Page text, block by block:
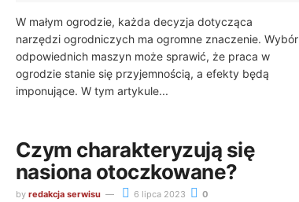
W małym ogrodzie, każda decyzja dotycząca
narzędzi ogrodniczych ma ogromne znaczenie. Wybór
odpowiednich maszyn może sprawić, że praca w
ogrodzie stanie się przyjemnością, a efekty będą
imponujące. W tym artykule...
Czym charakteryzują się
nasiona otoczkowane?
by redakcja serwisu 6 lipca 2023 0